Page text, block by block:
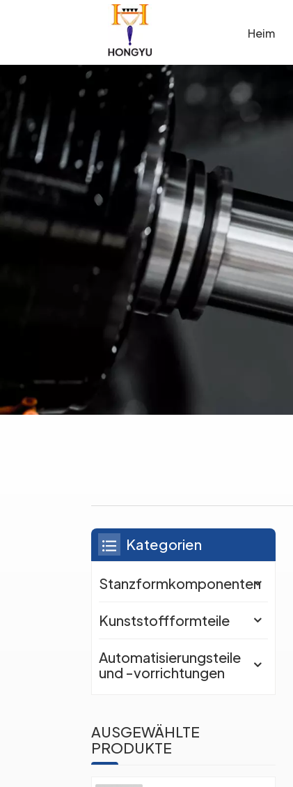
Heim
Kategorien
Stanzformkomponenten
Kunststoffformteile
Automatisierungsteile
und -vorrichtungen
AUSGEWÄHLTE
PRODUKTE